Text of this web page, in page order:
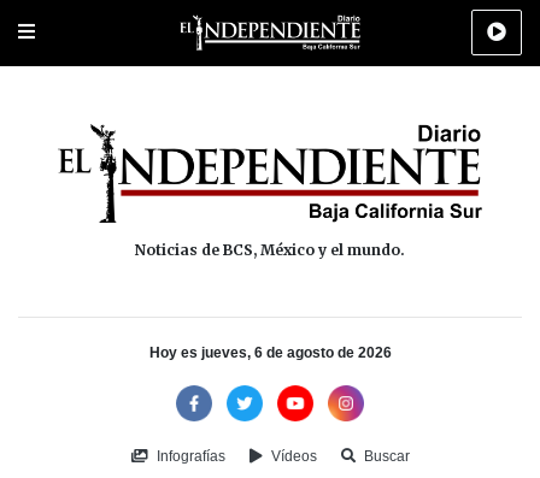
Portada Los Cabos Policiaca Deportes Cultura
Noticias de BCS, México y el mundo.
Hoy es jueves, 6 de agosto de 2026
Infografías Vídeos Buscar